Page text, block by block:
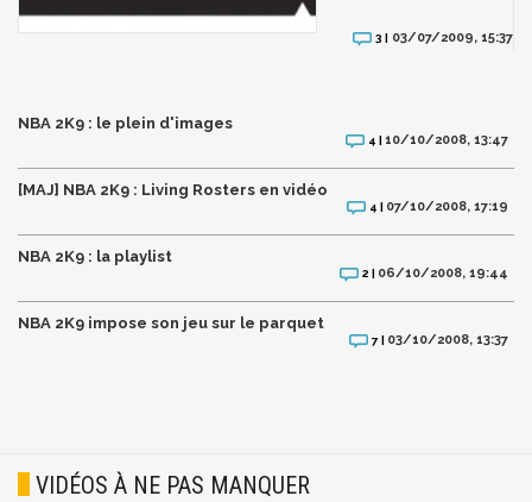
3 | 03/07/2009, 15:37
NBA 2K9 : le plein d'images
4 |10/10/2008, 13:47
[MAJ] NBA 2K9 : Living Rosters en vidéo
4 | 07/10/2008, 17:19
NBA 2K9 : la playlist
2 | 06/10/2008, 19:44
NBA 2K9 impose son jeu sur le parquet
7 | 03/10/2008, 13:37
VIDÉOS À NE PAS MANQUER